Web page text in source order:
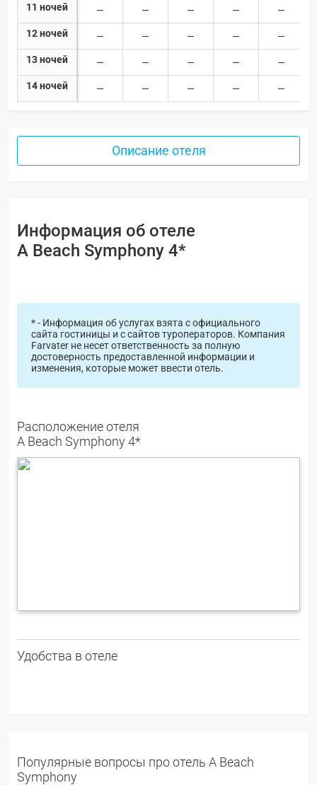
11 ночей
12 ночей
13 ночей
14 ночей
Описание отеля
Информация об отеле
A Beach Symphony 4*
* - Информация об услугах взята с официального
сайта гостиницы и с сайтов туроператоров. Компания
Farvater не несет ответственность за полную
достоверность предоставленной информации и
изменения, которые может ввести отель.
Расположение отеля
A Beach Symphony 4*
Удобства в отеле
Популярные вопросы про отель A Beach
Symphony